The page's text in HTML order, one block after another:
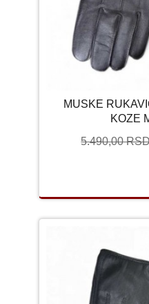
MUSKE
KOZE
5.490,00